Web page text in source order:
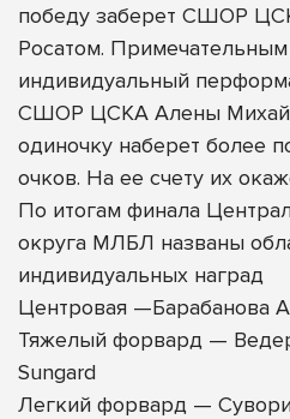
победу заберет СШОР
Росатом. Примечательным
индивидуальный
СШОР ЦСКА Алены
одиночку наберет более
очков. На ее счету их
По итогам финала
округа МЛБЛ названы
индивидуальных наград
Центровая —Барабанова
Тяжелый форвард —
Sungard
Легкий форвард —